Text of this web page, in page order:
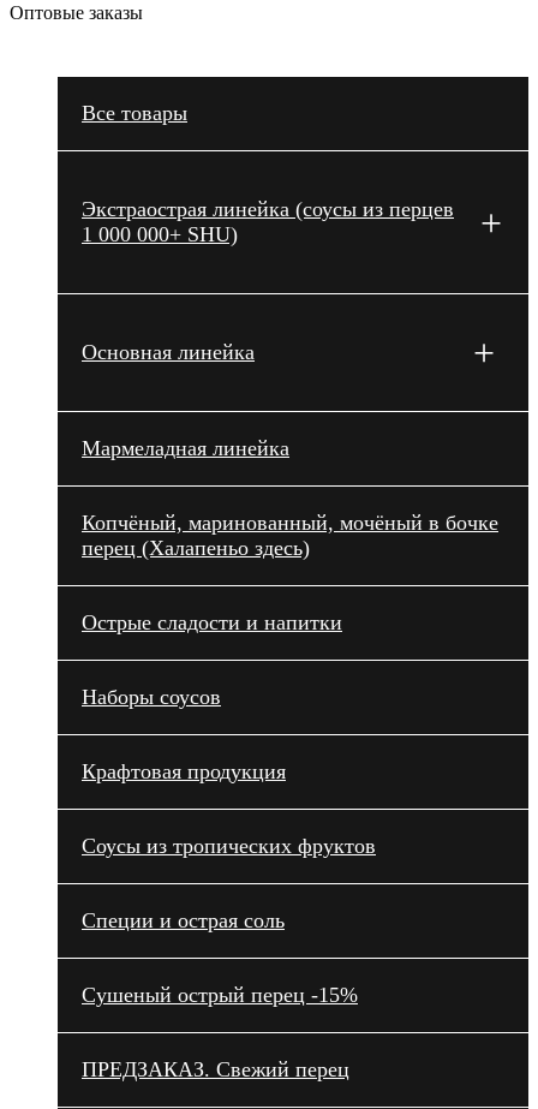
Оптовые заказы
Все товары
Экстраострая линейка (соусы из перцев
1 000 000+ SHU)
+
Основная линейка +
Мармеладная линейка
Копчёный, маринованный, мочёный в бочке
перец (Халапеньо здесь)
Острые сладости и напитки
Наборы соусов
Крафтовая продукция
Cоусы из тропических фруктов
Специи и острая соль
Сушеный острый перец -15%
ПРЕДЗАКАЗ. Свежий перец